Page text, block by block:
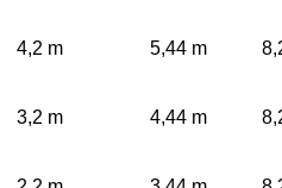
4,2 m 5,44 m
3,2 m 4,44 m